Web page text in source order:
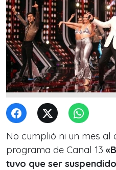
No cumplió ni un mes al
programa de Canal 13
tuvo que ser suspendido